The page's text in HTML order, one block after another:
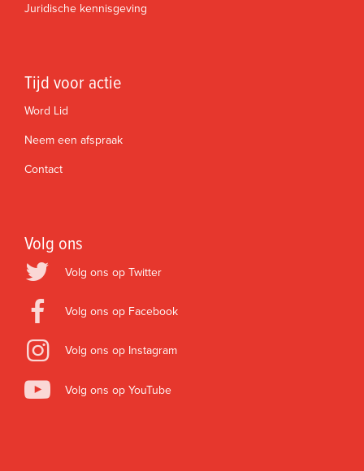
Juridische kennisgeving
Tijd voor actie
Word Lid
Neem een afspraak
Contact
Volg ons
Volg ons op Twitter
Volg ons op Facebook
Volg ons op Instagram
Volg ons op YouTube